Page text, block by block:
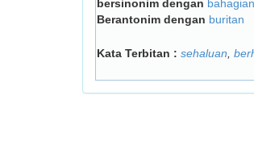
bersinonim dengan
Berantonim dengan buritan
Kata Terbitan : sehaluan